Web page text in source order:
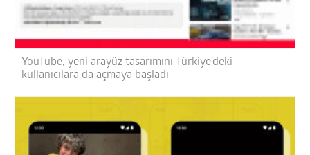
YouTube, yeni arayüz tasarımını Türkiye’deki
kullanıcılara da açmaya başladı